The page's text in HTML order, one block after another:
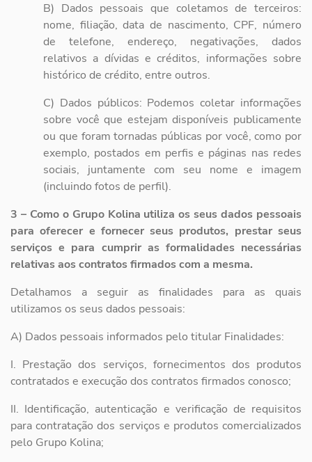
B) Dados pessoais que coletamos de terceiros:
nome, filiação, data de nascimento, CPF, número
de telefone, endereço, negativações, dados
relativos a dívidas e créditos, informações sobre
histórico de crédito, entre outros.
C) Dados públicos: Podemos coletar informações
sobre você que estejam disponíveis publicamente
ou que foram tornadas públicas por você, como por
exemplo, postados em perfis e páginas nas redes
sociais, juntamente com seu nome e imagem
(incluindo fotos de perfil).
3 – Como o Grupo Kolina utiliza os seus dados pessoais
para oferecer e fornecer seus produtos, prestar seus
serviços e para cumprir as formalidades necessárias
relativas aos contratos firmados com a mesma.
Detalhamos a seguir as finalidades para as quais
utilizamos os seus dados pessoais:
A) Dados pessoais informados pelo titular Finalidades:
I. Prestação dos serviços, fornecimentos dos produtos
contratados e execução dos contratos firmados conosco;
II. Identificação, autenticação e verificação de requisitos
paracontratação dos serviços e produtos comercializados
pelo Grupo Kolina;